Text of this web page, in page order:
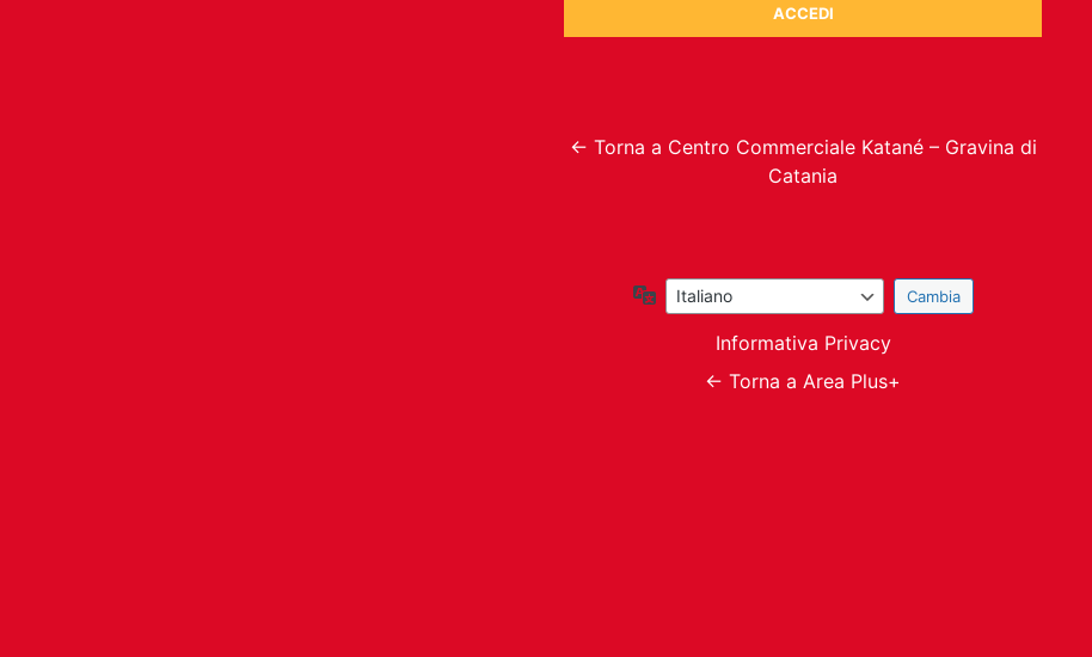
← Torna a Centro Commerciale Katané – Gravina di
Catania
Lingua
Informativa Privacy
← Torna a Area Plus+